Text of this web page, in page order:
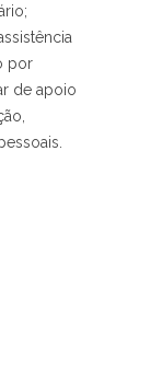
por
de apoio